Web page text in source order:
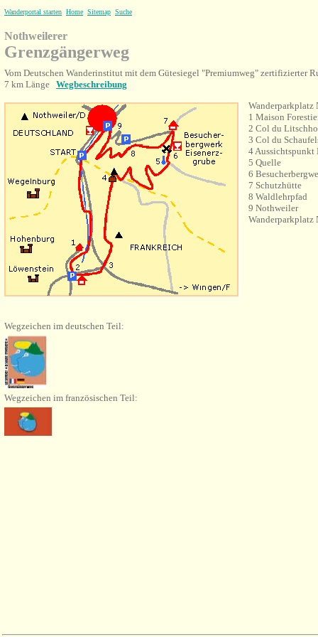
Wanderportal starten Home Sitemap Suche
Nothweilerer
Grenzgängerweg
Vom Deutschen Wanderinstitut mit dem Gütesiegel "Premiumweg" zertifizierter
7 km Länge Wegbeschreibung
Wanderparkplatz
1 Maison
2 Col du
3 Col du
4
5 Quelle
6
7 Schutzhütte
8 Waldlehrpfad
9 Nothweiler
Wanderparkplatz
Wegzeichen im deutschen Teil:
Wegzeichen im französischen Teil: